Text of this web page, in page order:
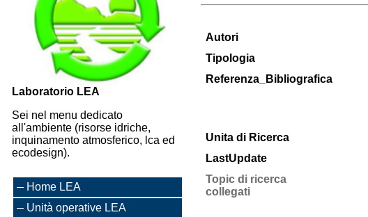
Laboratorio LEA
Sei nel menu dedicato
all'ambiente (risorse idriche,
inquinamento atmosferico, lca ed
ecodesign).
Home LEA
Unità operative LEA
Autori
Tipologia
Referenza_Bibliografica
Unita di Ricerca
LastUpdate
Topic di ricerca
collegati